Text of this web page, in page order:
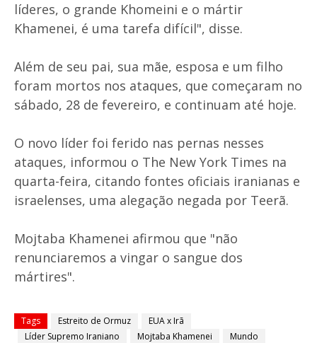
líderes, o grande Khomeini e o mártir
Khamenei, é uma tarefa difícil", disse.
Além de seu pai, sua mãe, esposa e um filho
foram mortos nos ataques, que começaram no
sábado, 28 de fevereiro, e continuam até hoje.
O novo líder foi ferido nas pernas nesses
ataques, informou o The New York Times na
quarta-feira, citando fontes oficiais iranianas e
israelenses, uma alegação negada por Teerã.
Mojtaba Khamenei afirmou que "não
renunciaremos a vingar o sangue dos
mártires".
Tags Estreito de Ormuz
EUA x Irã
Líder Supremo Iraniano
Mojtaba Khamenei Mundo